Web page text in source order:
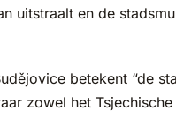
uitstraalt en de
betekent “de
zowel het